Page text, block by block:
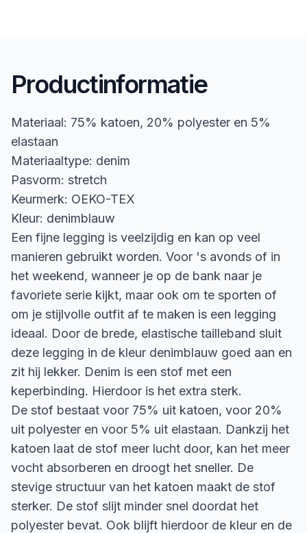
Productinformatie
Materiaal: 75% katoen, 20% polyester en 5%
elastaan
Materiaaltype: denim
Pasvorm: stretch
Keurmerk: OEKO-TEX
Kleur: denimblauw
Een fijne legging is veelzijdig en kan op veel
manieren gebruikt worden. Voor 's avonds of in
het weekend, wanneer je op de bank naar je
favoriete serie kijkt, maar ook om te sporten of
om je stijlvolle outfit af te maken is een legging
ideaal. Door de brede, elastische tailleband sluit
deze legging in de kleur denimblauw goed aan en
zit hij lekker. Denim is een stof met een
keperbinding. Hierdoor is het extra sterk.
De stof bestaat voor 75% uit katoen, voor 20%
uit polyester en voor 5% uit elastaan. Dankzij het
katoen laat de stof meer lucht door, kan het meer
vocht absorberen en droogt het sneller. De
stevige structuur van het katoen maakt de stof
sterker. De stof slijt minder snel doordat het
polyester bevat. Ook blijft hierdoor de kleur en de